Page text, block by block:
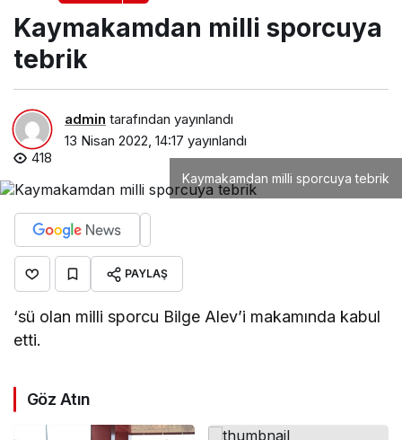
Kaymakamdan milli sporcuya
tebrik
admin tarafından yayınlandı
13 Nisan 2022, 14:17 yayınlandı
418
Kaymakamdan milli sporcuya tebrik
PAYLAŞ
‘sü olan milli sporcu Bilge Alev’i makamında kabul
etti.
Göz Atın